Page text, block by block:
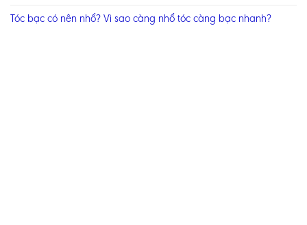
Tóc bạc có nên nhổ? Vì sao càng nhổ tóc càng bạc nhanh?